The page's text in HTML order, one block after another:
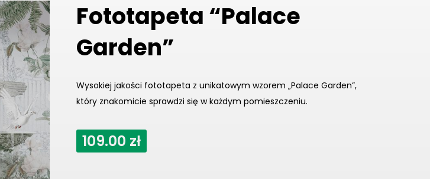
Fototapeta “Palace
Garden”
Wysokiej jakości fototapeta z unikatowym wzorem „Palace Garden”,
który znakomicie sprawdzi się w każdym pomieszczeniu.
109.00 zł